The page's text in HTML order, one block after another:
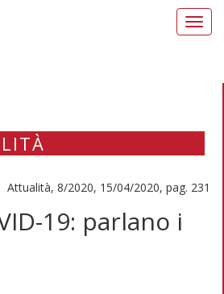
Attualità, 8/2020, 15/04/2020, pag. 231
19: parlano i